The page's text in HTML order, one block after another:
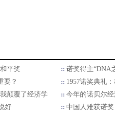
平奖
诺奖得主“DNA
要？
1957诺奖典礼
颠覆了经济学
今年的诺贝尔
好
中国人难获诺